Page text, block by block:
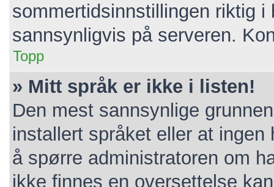
sommertidsinnstillingen riktig
sannsynligvis på serveren.
Topp
» Mitt språk er ikke i listen!
Den mest sannsynlige
installert språket eller at
å spørre administratoren om
ikke finnes en oversettelse